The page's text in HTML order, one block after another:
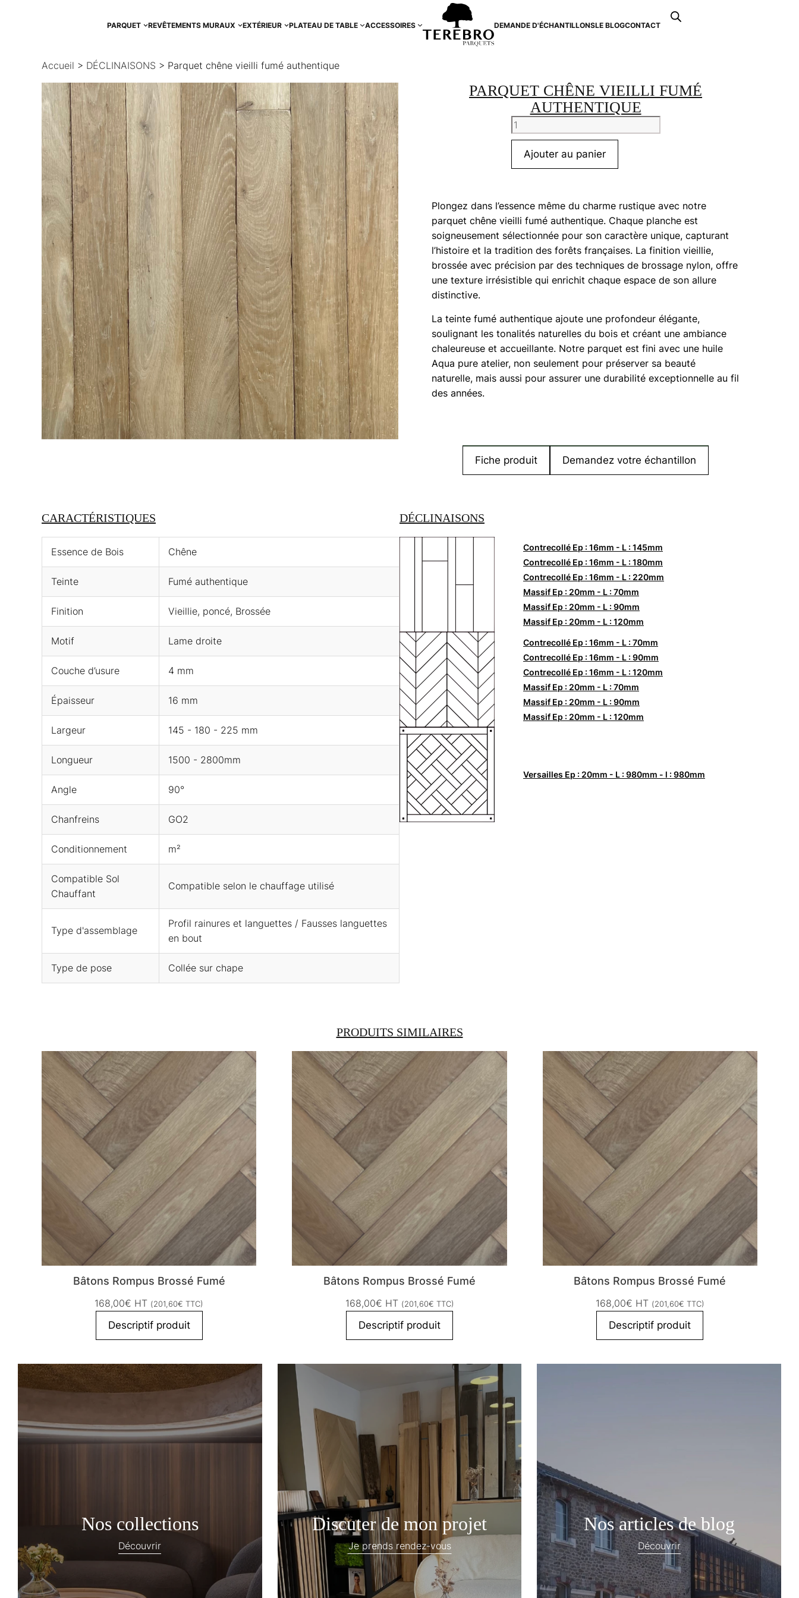
PARQUET REVÊTEMENTS MURAUX EXTÉRIEUR PLATEAU DE TABLE ACCESSOIRES DEMANDE D'ÉCHANTILLONSLE BLOGCONTACT
Recherche
de
Accueil > DÉCLINAISONS > Parquet chêne vieilli fumé authentique
PARQUET CHÊNE VIEILLI FUMÉ
AUTHENTIQUE
quantité
de
Parquet
chêne
authentique
Ajouter au panier
Plongez dans l’essence même du charme rustique avec notre
parquet chêne vieilli fumé authentique. Chaque planche est
soigneusement sélectionnée pour son caractère unique, capturant
l’histoire et la tradition des forêts françaises. La finition vieillie,
brossée avec précision par des techniques de brossage nylon, offre
une texture irrésistible qui enrichit chaque espace de son allure
distinctive.
La teinte fumé authentique ajoute une profondeur élégante,
soulignant les tonalités naturelles du bois et créant une ambiance
chaleureuse et accueillante. Notre parquet est fini avec une huile
Aqua pure atelier, non seulement pour préserver sa beauté
naturelle, mais aussi pour assurer une durabilité exceptionnelle au fil
des années.
Fiche produit Demandez votre échantillon
CARACTÉRISTIQUES
Essence de Bois Chêne
Teinte Fumé authentique
Finition Vieillie, poncé, Brossée
Motif Lame droite
Couche d’usure 4 mm
Épaisseur 16 mm
Largeur 145 - 180 - 225 mm
Longueur 1500 - 2800mm
Angle 90°
Chanfreins GO2
Conditionnement m²
Compatible Sol
Chauffant
Compatible selon le chauffage utilisé
Type d'assemblage
Profil rainures et languettes / Fausses languettes
en bout
Type de pose Collée sur chape
DÉCLINAISONS
Contrecollé Ep : 16mm - L : 145mm
Contrecollé Ep : 16mm - L : 180mm
Contrecollé Ep : 16mm - L : 220mm
Massif Ep : 20mm - L : 70mm
Massif Ep : 20mm - L : 90mm
Massif Ep : 20mm - L : 120mm
Contrecollé Ep : 16mm - L : 70mm
Contrecollé Ep : 16mm - L : 90mm
Contrecollé Ep : 16mm - L : 120mm
Massif Ep : 20mm - L : 70mm
Massif Ep : 20mm - L : 90mm
Massif Ep : 20mm - L : 120mm
Versailles Ep : 20mm - L : 980mm - l : 980mm
PRODUITS SIMILAIRES
Bâtons Rompus Brossé Fumé
168,00€ HT (201,60€ TTC)
Descriptif produit
Bâtons Rompus Brossé Fumé
168,00€ HT (201,60€ TTC)
Descriptif produit
Bâtons Rompus Brossé Fumé
168,00€ HT (201,60€ TTC)
Descriptif produit
Nos collections
Découvrir
Discuter de mon projet
Je prends rendez-vous
Nos articles de blog
Découvrir